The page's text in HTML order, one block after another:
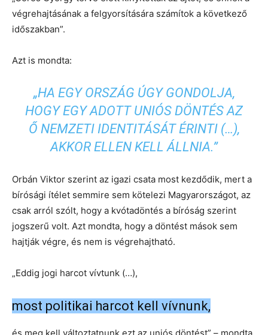
végrehajtásának a felgyorsítására számítok a következő
időszakban”.
Azt is mondta:
„HA EGY ORSZÁG ÚGY GONDOLJA,
HOGY EGY ADOTT UNIÓS DÖNTÉS AZ
Ő NEMZETI IDENTITÁSÁT ÉRINTI (…),
AKKOR ELLEN KELL ÁLLNIA.”
Orbán Viktor szerint az igazi csata most kezdődik, mert a
bírósági ítélet semmire sem kötelezi Magyarországot, az
csak arról szólt, hogy a kvótadöntés a bíróság szerint
jogszerű volt. Azt mondta, hogy a döntést mások sem
hajtják végre, és nem is végrehajtható.
„Eddig jogi harcot vívtunk (…),
most politikai harcot kell vívnunk,
és meg kell változtatnunk ezt az uniós döntést” – mondta.